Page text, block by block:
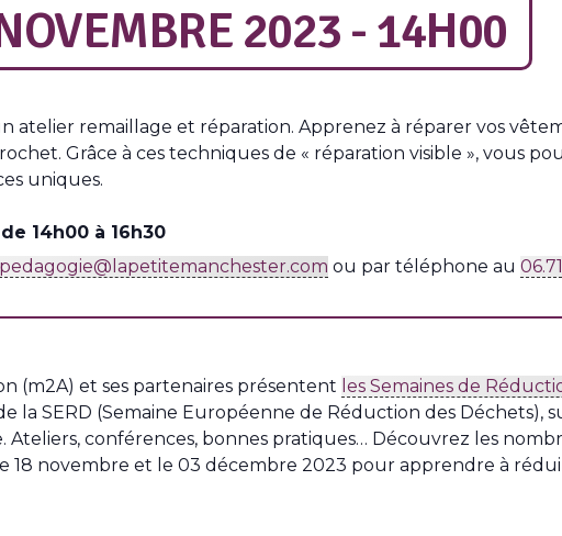
2023 - 14H00
atelier remaillage et réparation. Apprenez à réparer vos
Grâce à ces techniques de « réparation visible », vous
uniques.
14h00 à 16h30
pedagogie@lapetitemanchester.com ou par téléphone au
(m2A) et ses partenaires présentent les Semaines de
la SERD (Semaine Européenne de Réduction des Déchets),
Ateliers, conférences, bonnes pratiques… Découvrez les
18 novembre et le 03 décembre 2023 pour apprendre à